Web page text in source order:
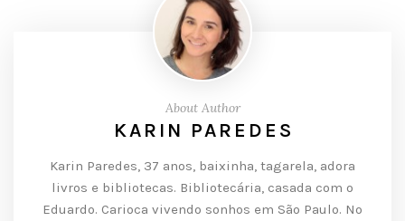
About Author
KARIN PAREDES
Karin Paredes, 37 anos, baixinha, tagarela, adora
livros e bibliotecas. Bibliotecária, casada com o
Eduardo. Carioca vivendo sonhos em São Paulo. No